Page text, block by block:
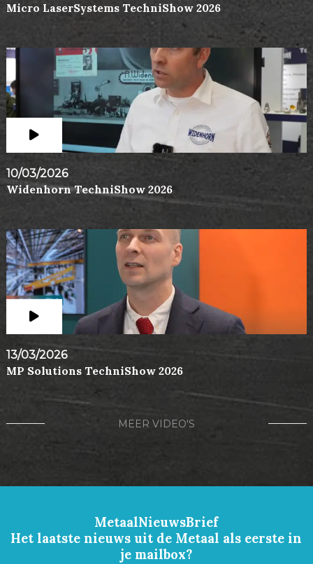
Micro LaserSystems TechniShow 2026
10/03/2026
Widenhorn TechniShow 2026
13/03/2026
MP Solutions TechniShow 2026
MEER VIDEO'S
MetaalNieuwsBrief
Het laatste nieuws uit de Metaal als eerste in
je mailbox?